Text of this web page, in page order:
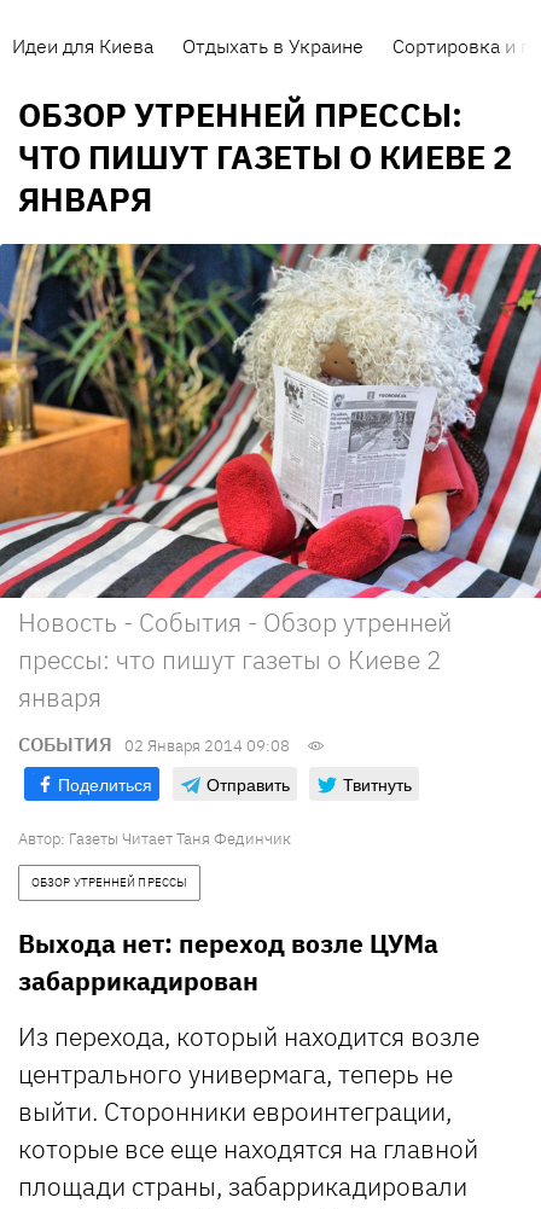
Идеи для Киева Отдыхать в Украине Сортировка и
ОБЗОР УТРЕННЕЙ ПРЕССЫ:
ЧТО ПИШУТ ГАЗЕТЫ О КИЕВЕ 2
ЯНВАРЯ
Новость - События - Обзор утренней
прессы: что пишут газеты о Киеве 2
января
СОБЫТИЯ 02 Января 2014 09:08
Поделиться Отправить Твитнуть
Автор: Газеты Читает Таня Фединчик
ОБЗОР УТРЕННЕЙ ПРЕССЫ
Выхода нет: переход возле ЦУМа
забаррикадирован
Из перехода, который находится возле
центрального универмага, теперь не
выйти. Сторонники евроинтеграции,
которые все еще находятся на главной
площади страны, забаррикадировали